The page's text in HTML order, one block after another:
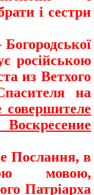
і сестри
російською
из Ветхого
на
Послання, в
мовою,
Патріарха